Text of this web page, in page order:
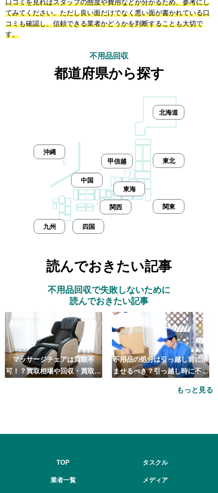
口コミを見ればスタッフの態度や費用などが分かるため、参考にし
てみてください。ただし良い面だけでなく悪い面が書かれている口
コミも確認し、信頼できる業者かどうかを判断することも大切で
す。
不用品回収
都道府県から探す
北海道
東北
甲信越
東海
関東
関西
中国
四国
九州
沖縄
読んでおきたい記事
不用品回収で失敗しないために
読んでおきたい記事
マッサージチェアは買取不
可！？買取相場や回収・買取の
不用品の処分は引っ越し前に済
ませるべき？引っ越し時に不用
もっと見る
TOP
業者一覧
タスクル
メディア